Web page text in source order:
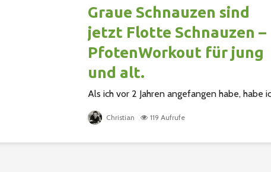
Graue Schnauzen sind
jetzt Flotte Schnauzen –
PfotenWorkout für jung
und alt.
Als ich vor 2 Jahren angefangen habe, habe
Senioren, spezialisiert, da oftmals die ältere
wird und in Vergessenheit gerät...
Christian 119 Aufrufe